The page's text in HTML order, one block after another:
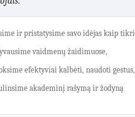
ir pristatysime savo idėjas kaip tikri
vaidmenų žaidimuose,
efektyviai kalbėti, naudoti
akademinį rašymą ir žodyną